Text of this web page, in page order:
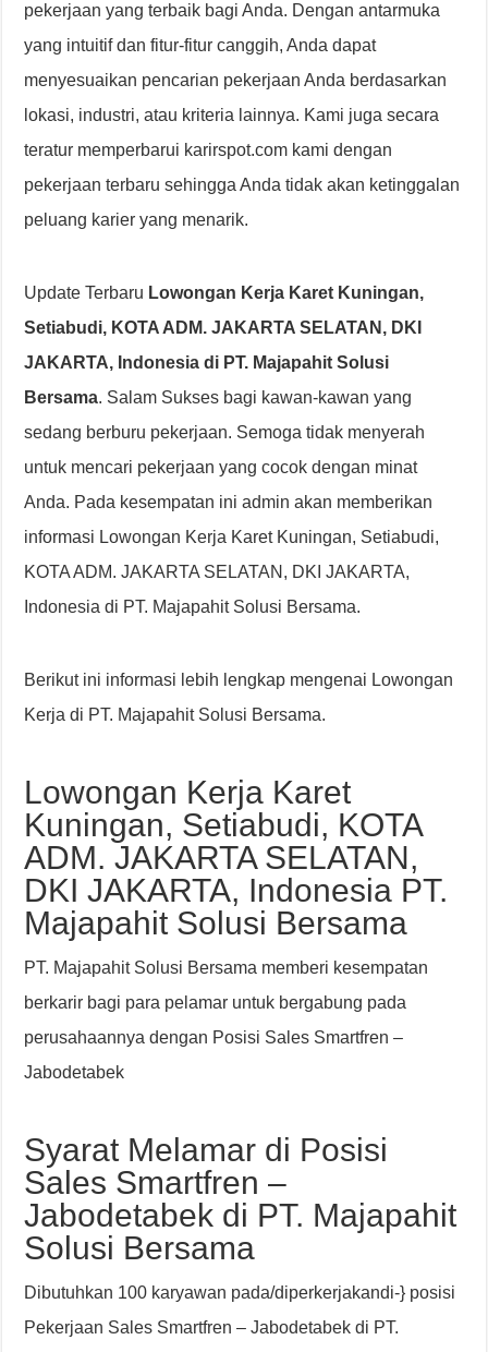
pekerjaan yang terbaik bagi Anda. Dengan antarmuka
yang intuitif dan fitur-fitur canggih, Anda dapat
menyesuaikan pencarian pekerjaan Anda berdasarkan
lokasi, industri, atau kriteria lainnya. Kami juga secara
teratur memperbarui karirspot.com kami dengan
pekerjaan terbaru sehingga Anda tidak akan ketinggalan
peluang karier yang menarik.
Update Terbaru Lowongan Kerja Karet Kuningan,
Setiabudi, KOTA ADM. JAKARTA SELATAN, DKI
JAKARTA, Indonesia di PT. Majapahit Solusi
Bersama. Salam Sukses bagi kawan-kawan yang
sedang berburu pekerjaan. Semoga tidak menyerah
untuk mencari pekerjaan yang cocok dengan minat
Anda. Pada kesempatan ini admin akan memberikan
informasi Lowongan Kerja Karet Kuningan, Setiabudi,
KOTA ADM. JAKARTA SELATAN, DKI JAKARTA,
Indonesia di PT. Majapahit Solusi Bersama.
Berikut ini informasi lebih lengkap mengenai Lowongan
Kerja di PT. Majapahit Solusi Bersama.
Lowongan Kerja Karet
Kuningan, Setiabudi, KOTA
ADM. JAKARTA SELATAN,
DKI JAKARTA, Indonesia PT.
Majapahit Solusi Bersama
PT. Majapahit Solusi Bersama memberi kesempatan
berkarir bagi para pelamar untuk bergabung pada
perusahaannya dengan Posisi Sales Smartfren –
Jabodetabek
Syarat Melamar di Posisi
Sales Smartfren –
Jabodetabek di PT. Majapahit
Solusi Bersama
Dibutuhkan 100 karyawan pada/diperkerjakandi-} posisi
Pekerjaan Sales Smartfren – Jabodetabek di PT.